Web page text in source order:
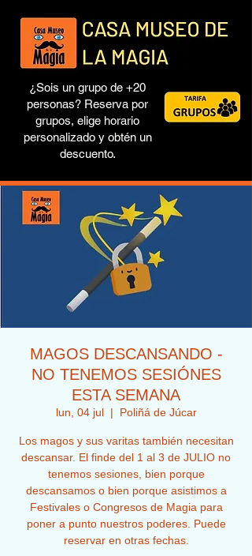
¿Sois un grupo de +20
personas? Reserva por
grupos, elige horario
personalizado y obtén un
descuento.
MAGOS DESCANSANDO -
NO TENEMOS SESIÓNES
ESTA SEMANA
lun, 04 jul
  |
Poliñá de Júcar
Los magos y sus varitas también necesitan
descansar. El finde del 1 al 3 de JULIO no
tenemos sesiones, bien porque
descansamos o bien porque asistimos a
Festivales o Congresos de Magia para
poner a punto nuestros poderes. Puede
reservar en otras fechas.